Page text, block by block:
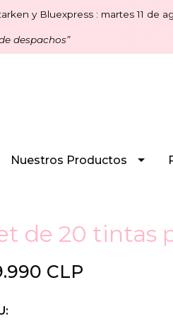
y Bluexpress : martes 11 de
despachos”
Nuestros Productos
de 20 tintas
CLP